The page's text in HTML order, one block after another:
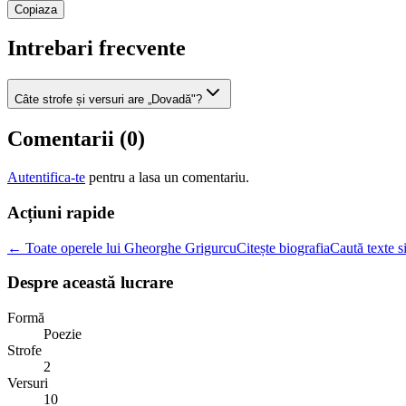
Copiaza
Intrebari frecvente
Câte strofe și versuri are „Dovadă"?
Comentarii (0)
Autentifica-te pentru a lasa un comentariu.
Acțiuni rapide
← Toate operele lui Gheorghe GrigurcuCitește biografiaCaută texte
Despre această lucrare
Formă
Poezie
Strofe
2
Versuri
10